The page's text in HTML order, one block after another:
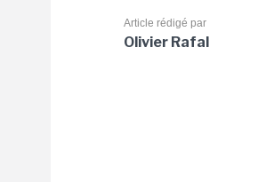
Article rédigé par
Olivier Rafal